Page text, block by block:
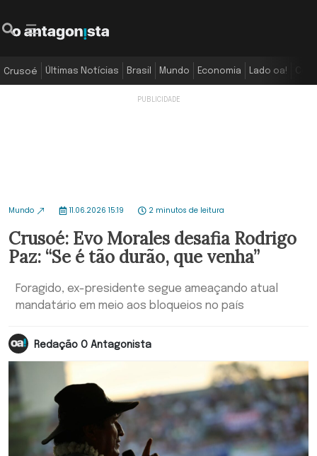
Crusoé Últimas Notícias Brasil Mundo Economia Lado oa!
Mundo 11.06.2026 15:19 2 minutos de leitura
Crusoé: Evo Morales desafia Rodrigo
Paz: “Se é tão durão, que venha”
Foragido, ex-presidente segue ameaçando atual
mandatário em meio aos bloqueios no país
Redação O Antagonista